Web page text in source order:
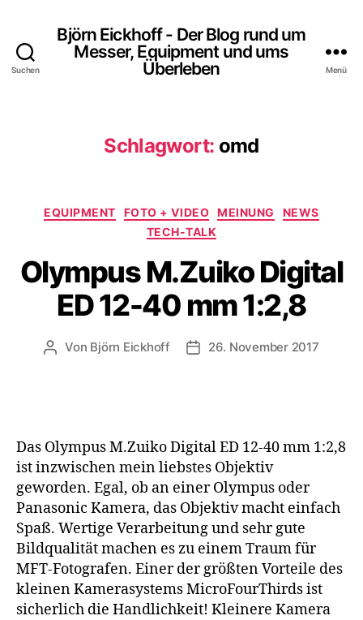
Suchen
Björn Eickhoff - Der Blog rund um
Messer, Equipment und ums
Überleben
Menü
Schlagwort: omd
Kategorien
EQUIPMENT FOTO + VIDEO MEINUNG
NEWS
TECH-TALK
Olympus M.Zuiko Digital
ED 12-40 mm 1:2,8
Beitragsautor
Von Björn Eickhoff Veröffentlichungsdatum
26. November 2017
Das Olympus M.Zuiko Digital ED 12-40 mm 1:2,8
ist inzwischen mein liebstes Objektiv
geworden. Egal, ob an einer Olympus oder
Panasonic Kamera, das Objektiv macht einfach
Spaß. Wertige Verarbeitung und sehr gute
Bildqualität machen es zu einem Traum für
MFT-Fotografen. Einer der größten Vorteile des
kleinen Kamerasystems MicroFourThirds ist
sicherlich die Handlichkeit! Kleinere Kamera